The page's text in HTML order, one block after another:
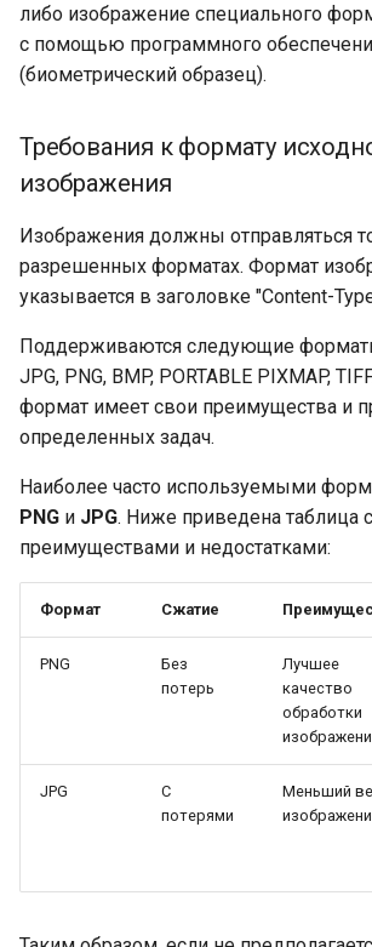
либо изображение специального
с помощью программного
(биометрический образец).
Требования к формату
изображения
Изображения должны отправляться
разрешенных форматах. Формат
указывается в заголовке "Content-
Поддерживаются следующие
JPG, PNG, BMP, PORTABLE PIXMAP,
формат имеет свои преимущества и
определенных задач.
Наиболее часто используемыми
PNG и JPG. Ниже приведена таблица
преимуществами и недостатками:
Формат Сжатие
PNG
Без
потерь
Лучшее
качество
обработки
JPG
С
потерями
Меньший